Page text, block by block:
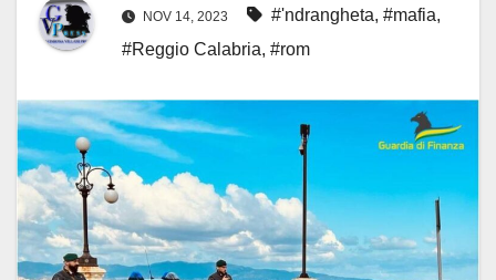
NOV 14, 2023 #'ndrangheta, #mafia,
#Reggio Calabria, #rom